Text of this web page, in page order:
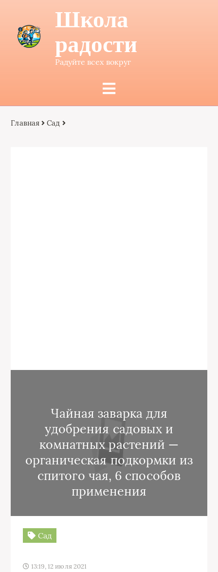
Школа
радости
Радуйте всех вокруг
Главная Сад
Чайная заварка для
удобрения садовых и
комнатных растений —
органическая подкормки из
спитого чая, 6 способов
применения
Сад
13:19, 12 июля 2021